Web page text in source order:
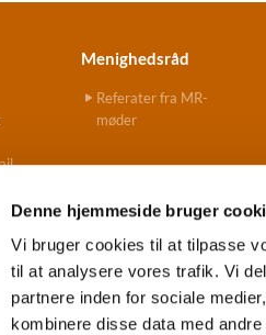
Denne hjemmeside bruger
Vi bruger cookies til at tilpasse
til at analysere vores trafik. Vi
partnere inden for sociale
kombinere disse data med
Menighedsråd
Referater fra MR-
møder
Vesterkær